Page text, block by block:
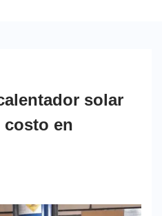
solar
costo en